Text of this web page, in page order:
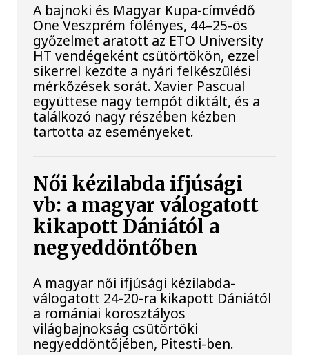
A bajnoki és Magyar Kupa-címvédő
One Veszprém fölényes, 44–25-ös
győzelmet aratott az ETO University
HT vendégeként csütörtökön, ezzel
sikerrel kezdte a nyári felkészülési
mérkőzések sorát. Xavier Pascual
együttese nagy tempót diktált, és a
találkozó nagy részében kézben
tartotta az eseményeket.
Női kézilabda ifjúsági
vb: a magyar válogatott
kikapott Dániától a
negyeddöntőben
A magyar női ifjúsági kézilabda-
válogatott 24-20-ra kikapott Dániától
a romániai korosztályos
világbajnokság csütörtöki
negyeddöntőjében, Pitesti-ben.